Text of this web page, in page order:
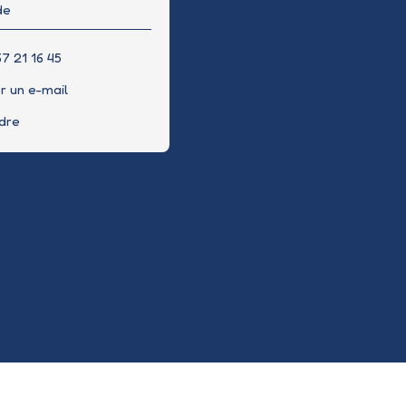
21 16 45
un e-mail